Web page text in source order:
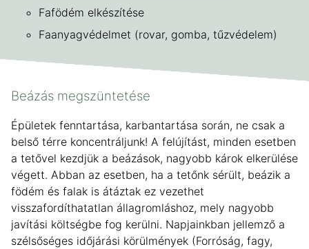
Fafödém elkészítése
Faanyagvédelmet (rovar, gomba, tűzvédelem)
Beázás megszüntetése
Épületek fenntartása, karbantartása során, ne csak a
belső térre koncentráljunk! A felújítást, minden esetben
a tetővel kezdjük a beázások, nagyobb károk elkerülése
végett. Abban az esetben, ha a tetőnk sérült, beázik a
födém és falak is átáztak ez vezethet
visszafordíthatatlan állagromláshoz, mely nagyobb
javítási költségbe fog kerülni. Napjainkban jellemző a
szélsőséges időjárási körülmények (Forróság, fagy,